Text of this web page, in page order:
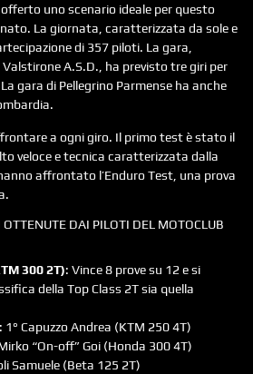
uno scenario ideale per questo
La giornata, caratterizzata da sole e
di 357 piloti. La gara,
A.S.D., ha previsto tre giri per
gara di Pellegrino Parmense ha anche
a ogni giro. Il primo test è stato il
veloce e tecnica caratterizzata dalla
affrontato l’Enduro Test, una prova
DAI PILOTI DEL MOTOCLUB
300 2T): Vince 8 prove su 12 e si
della Top Class 2T sia quella
: 1° Capuzzo Andrea (KTM 250 4T)
“On-off” Goi (Honda 300 4T)
Samuele (Beta 125 2T)